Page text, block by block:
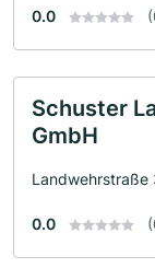
0.0
Schuster
GmbH
Landwehrstraße
0.0